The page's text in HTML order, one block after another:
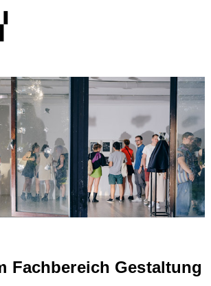
Fachbereich Gestaltung